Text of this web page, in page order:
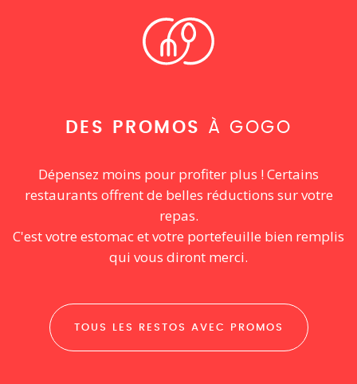
DES PROMOS À GOGO
Dépensez moins pour profiter plus ! Certains
restaurants offrent de belles réductions sur votre
repas.
C'est votre estomac et votre portefeuille bien remplis
qui vous diront merci.
TOUS LES RESTOS AVEC PROMOS